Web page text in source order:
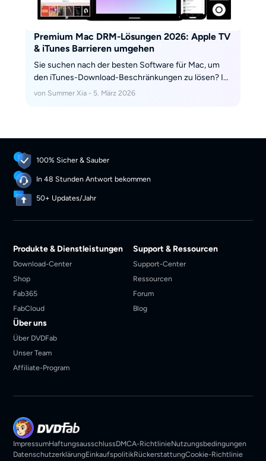
Premium Mac DRM-Lösungen 2026: Apple TV
& iTunes Barrieren umgehen
Sie suchen nach der besten Software für Mac, um
den iTunes-Download-Beschränkungen zu lösen? In
diesem Artikel stellen wir Ihnen die 5 besten Tools zur
von Summer Xia - 5. März 2026
100% Sicher & Sauber
In 48 Stunden Antwort bekommen
50+ Updates/Jahr
Produkte & Dienstleistungen
Download-Center
Shop
Fab365
FabCloud
Support & Ressourcen
Support-Center
Ressourcen
Forum
Blog
Über uns
Über DVDFab
Unser Team
Affiliate-Program
ImpressumHaftungsausschlussDMCA-RichtlinieNutzungsbedingungen
DatenschutzerklärungEinkaufspolitikRückerstattungCookie-Richtlinie